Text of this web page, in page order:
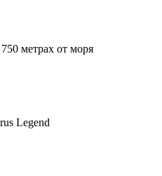
метрах от моря
Legend